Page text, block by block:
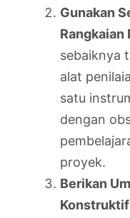
Gunakan
Rangkaian
sebaiknya
alat
satu
dengan
proyek.
Berikan